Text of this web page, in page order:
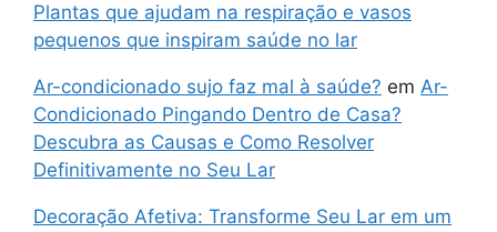
Plantas que ajudam na respiração e vasos
pequenos que inspiram saúde no lar
Ar-condicionado sujo faz mal à saúde? em Ar-
Condicionado Pingando Dentro de Casa?
Descubra as Causas e Como Resolver
Definitivamente no Seu Lar
Decoração Afetiva: Transforme Seu Lar em um